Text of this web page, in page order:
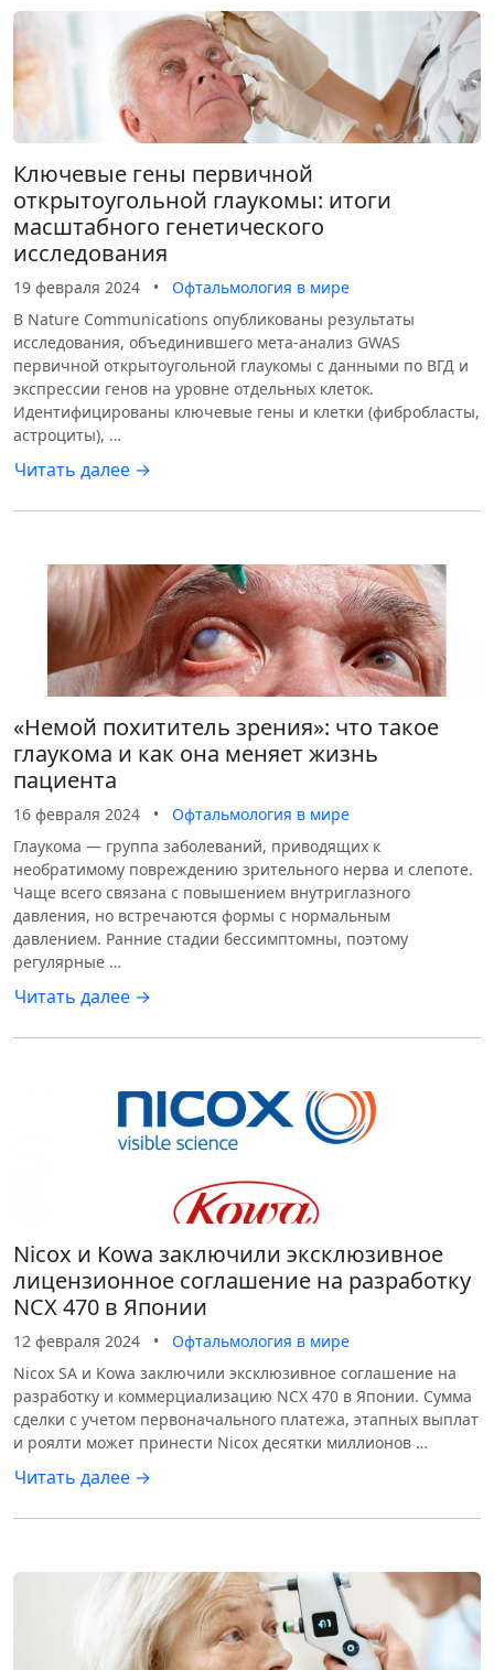
Ключевые гены первичной
открытоугольной глаукомы: итоги
масштабного генетического
исследования
19 февраля 2024 •
Офтальмология в мире
В Nature Communications опубликованы результаты
исследования, объединившего мета-анализ GWAS
первичной открытоугольной глаукомы с данными по ВГД и
экспрессии генов на уровне отдельных клеток.
Идентифицированы ключевые гены и клетки (фибробласты,
астроциты), …
Читать далее →
«Немой похититель зрения»: что такое
глаукома и как она меняет жизнь
пациента
16 февраля 2024 •
Офтальмология в мире
Глаукома — группа заболеваний, приводящих к
необратимому повреждению зрительного нерва и слепоте.
Чаще всего связана с повышением внутриглазного
давления, но встречаются формы с нормальным
давлением. Ранние стадии бессимптомны, поэтому
регулярные …
Читать далее →
Nicox и Kowa заключили эксклюзивное
лицензионное соглашение на разработку
NCX 470 в Японии
12 февраля 2024 •
Офтальмология в мире
Nicox SA и Kowa заключили эксклюзивное соглашение на
разработку и коммерциализацию NCX 470 в Японии. Сумма
сделки с учетом первоначального платежа, этапных выплат
и роялти может принести Nicox десятки миллионов …
Читать далее →